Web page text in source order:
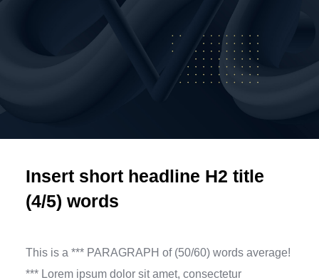
Insert short headline H2 title
(4/5) words
This is a *** PARAGRAPH of (50/60) words average!
*** Lorem ipsum dolor sit amet, consectetur